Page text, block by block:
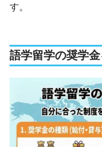
す。
語学留学の奨学